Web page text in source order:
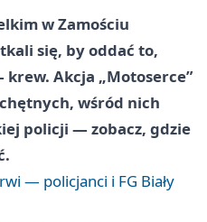
w Zamościu
się, by oddać to,
Akcja „Motoserce”
wśród nich
policji — zobacz, gdzie
— policjanci i FG Biały